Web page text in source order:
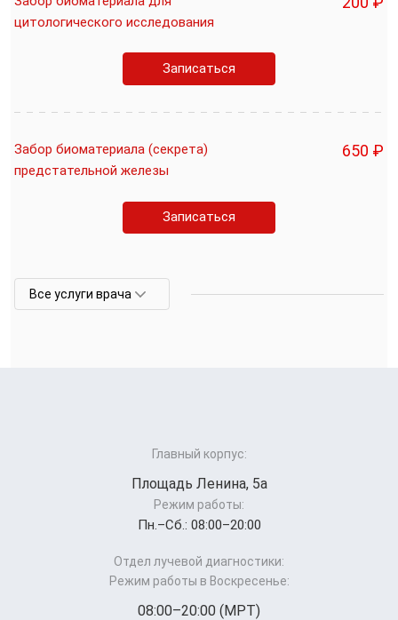
цитологического исследования
Записаться
Забор биоматериала (секрета)
предстательной железы
650 ₽
Записаться
Все услуги врача
Главный корпус:
Площадь Ленина, 5а
Режим работы:
Пн.–Cб.: 08:00–20:00
Отдел лучевой диагностики:
Режим работы в Воскресенье:
08:00–20:00 (МРТ)